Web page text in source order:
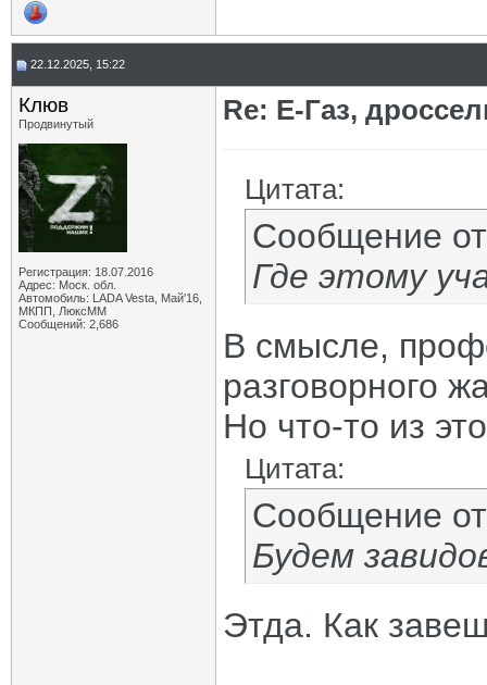
22.12.2025, 15:22
Клюв
Продвинутый
Регистрация: 18.07.2016
Адрес: Моск. обл.
Автомобиль: LADA Vesta, Май'16,
МКПП, ЛюксММ
Сообщений: 2,686
Re: Е-Газ,
Цитата:
Сообщение
Где этому
В смысле,
разговорного
Но что-то из
Цитата:
Сообщение
Будем
Этда. Как